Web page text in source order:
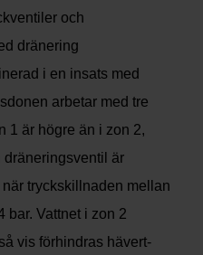
och
dränering
i en insats med
arbetar med tre
1 är högre än i zon 2,
dräneringsventil är
tryckskillnaden mellan
bar. Vattnet i zon 2
vis förhindras hävert-